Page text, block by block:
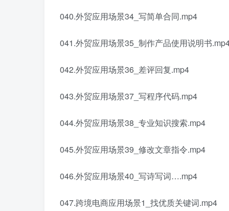
040.外贸应用场景34_写简单合同.mp4
041.外贸应用场景35_制作产品使用说明书
042.外贸应用场景36_差评回复.mp4
043.外贸应用场景37_写程序代码.mp4
044.外贸应用场景38_专业知识搜索.mp4
045.外贸应用场景39_修改文章指令.mp4
046.外贸应用场景40_写诗写词….mp4
047.跨境电商应用场景1_找优质关键词.mp4